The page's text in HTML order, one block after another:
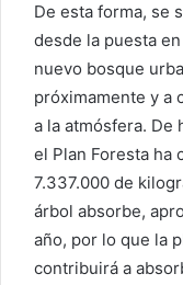
De esta forma, se
desde la puesta
nuevo bosque
próximamente y a
a la atmósfera. De
el Plan Foresta ha
7.337.000 de
árbol absorbe,
año, por lo que la
contribuirá a